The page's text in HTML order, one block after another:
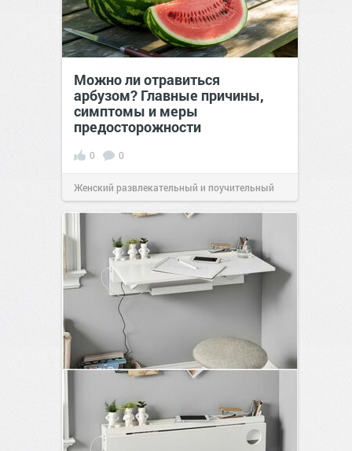
Можно ли отравиться
арбузом? Главные причины,
симптомы и меры
предосторожности
0 0
Женский развлекательный и поучительный
сайт.23:42Вчера